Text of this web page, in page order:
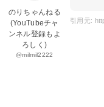
のりちゃんねる
(YouTubeチャ
ンネル登録もよ
ろしく)
@milmil2222